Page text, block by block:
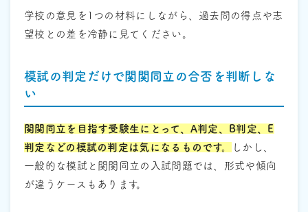
学校の意見を1つの材料にしながら、過去問の得点や志
望校との差を冷静に見てください。
模試の判定だけで関関同立の合否を判断しな
い
関関同立を目指す受験生にとって、A判定、B判定、E
判定などの模試の判定は気になるものです。
しかし、
一般的な模試と関関同立の入試問題では、形式や傾向
が違うケースもあります。